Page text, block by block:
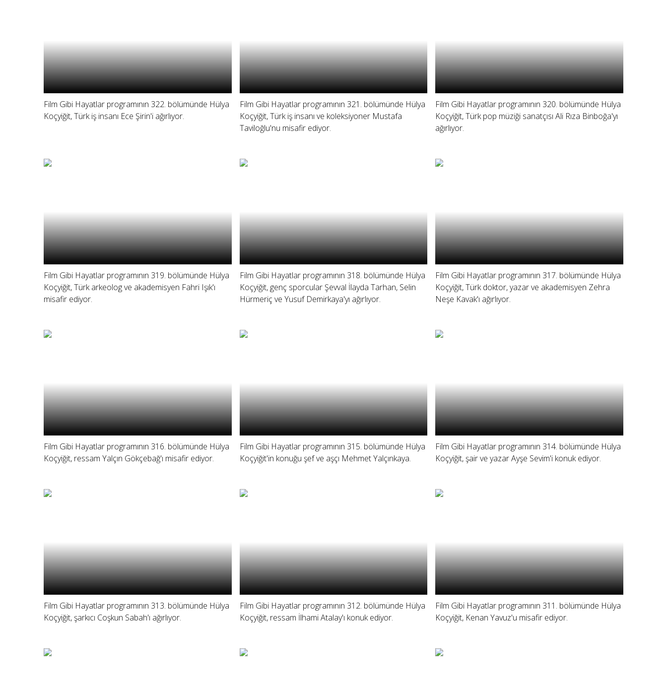
Film Gibi Hayatlar programının 322. bölümünde Hülya
Koçyiğit, Türk iş insanı Ece Şirin'i ağırlıyor.
Film Gibi Hayatlar programının 321. bölümünde Hülya
Koçyiğit, Türk iş insanı ve koleksiyoner Mustafa
Taviloğlu'nu misafir ediyor.
Film Gibi Hayatlar programının 320. bölümünde Hülya
Koçyiğit, Türk pop müziği sanatçısı Ali Rıza Binboğa'yı
ağırlıyor.
Film Gibi Hayatlar programının 319. bölümünde Hülya
Koçyiğit, Türk arkeolog ve akademisyen Fahri Işık'ı
misafir ediyor.
Film Gibi Hayatlar programının 318. bölümünde Hülya
Koçyiğit, genç sporcular Şevval İlayda Tarhan, Selin
Hürmeriç ve Yusuf Demirkaya'yı ağırlıyor.
Film Gibi Hayatlar programının 317. bölümünde Hülya
Koçyiğit, Türk doktor, yazar ve akademisyen Zehra
Neşe Kavak'ı ağırlıyor.
Film Gibi Hayatlar programının 316. bölümünde Hülya
Koçyiğit, ressam Yalçın Gökçebağ'ı misafir ediyor.
Film Gibi Hayatlar programının 315. bölümünde Hülya
Koçyiğit'in konuğu şef ve aşçı Mehmet Yalçınkaya.
Film Gibi Hayatlar programının 314. bölümünde Hülya
Koçyiğit, şair ve yazar Ayşe Sevim'i konuk ediyor.
Film Gibi Hayatlar programının 313. bölümünde Hülya
Koçyiğit, şarkıcı Coşkun Sabah'ı ağırlıyor.
Film Gibi Hayatlar programının 312. bölümünde Hülya
Koçyiğit, ressam İlhami Atalay'ı konuk ediyor.
Film Gibi Hayatlar programının 311. bölümünde Hülya
Koçyiğit, Kenan Yavuz'u misafir ediyor.